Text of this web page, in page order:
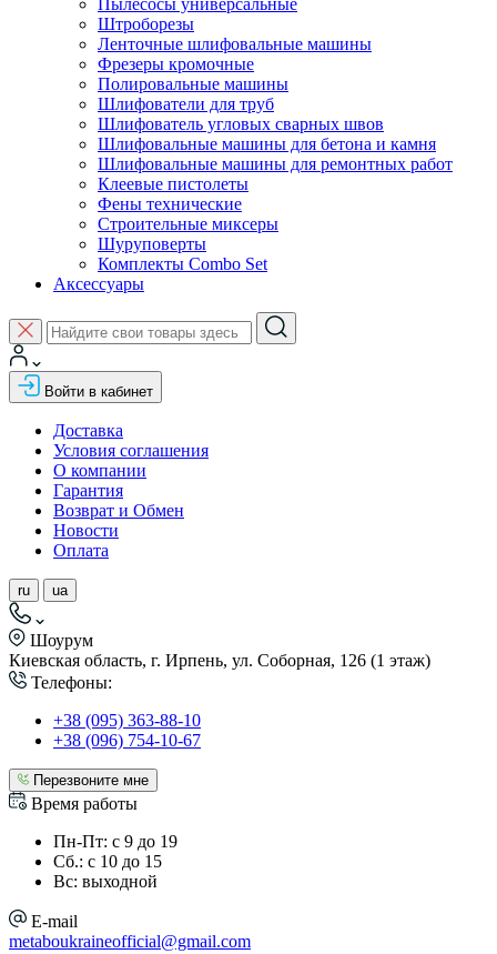
Пылесосы универсальные
Штроборезы
Ленточные шлифовальные машины
Фрезеры кромочные
Полировальные машины
Шлифователи для труб
Шлифователь угловых сварных швов
Шлифовальные машины для бетона и камня
Шлифовальные машины для ремонтных работ
Клеевые пистолеты
Фены технические
Строительные миксеры
Шуруповерты
Комплекты Combo Set
Аксессуары
Войти в кабинет
Доставка
Условия соглашения
О компании
Гарантия
Возврат и Обмен
Новости
Оплата
ru ua
Шоурум
Киевская область, г. Ирпень, ул. Соборная, 126 (1 этаж)
Телефоны:
+38 (095) 363-88-10
+38 (096) 754-10-67
Перезвоните мне
Время работы
Пн-Пт: с 9 до 19
Сб.: с 10 до 15
Вс: выходной
E-mail
metaboukraineofficial@gmail.com